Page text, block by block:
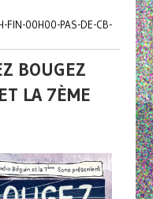
FIN-00H00-PAS-DE-CB-
BOUGEZ
LA 7ÈME